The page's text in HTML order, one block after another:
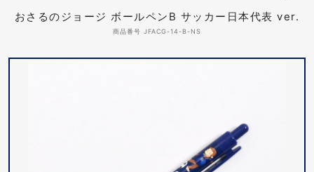
おさるのジョージ ボールペンB サッカー日本代表 ver.
商品番号 JFACG-14-B-NS